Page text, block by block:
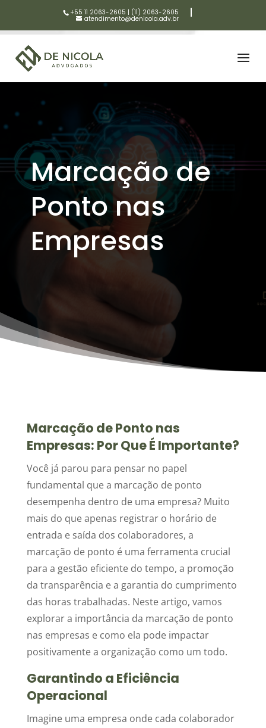
+55 11 2063-2605 | (11) 2063-2605
atendimento@denicola.adv.br
Marcação de
Ponto nas
Empresas
Marcação de Ponto nas
Empresas: Por Que É Importante?
Você já parou para pensar no papel
fundamental que a marcação de ponto
desempenha dentro de uma empresa? Muito
mais do que apenas registrar o horário de
entrada e saída dos colaboradores, a
marcação de ponto é uma ferramenta crucial
para a gestão eficiente do tempo, a promoção
da transparência e a garantia do cumprimento
das horas trabalhadas. Neste artigo, vamos
explorar a importância da marcação de ponto
nas empresas e como ela pode impactar
positivamente a organização como um todo.
Garantindo a Eficiência
Operacional
Imagine uma empresa onde cada colaborador